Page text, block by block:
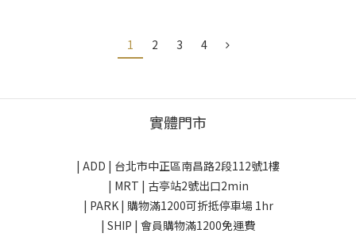
1 2 3 4
實體門市
| ADD | 台北市中正區南昌路2段112號1樓
| MRT | 古亭站2號出口2min
| PARK | 購物滿1200可折抵停車場 1hr
| SHIP | 會員購物滿1200免運費